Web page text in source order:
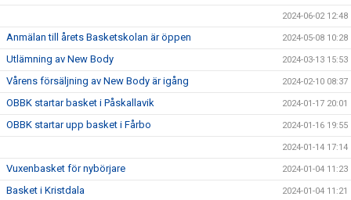
2024-06-02 12:48
Anmälan till årets Basketskolan är öppen 2024-05-08 10:28
Utlämning av New Body 2024-03-13 15:53
Vårens försäljning av New Body är igång 2024-02-10 08:37
OBBK startar basket i Påskallavik 2024-01-17 20:01
OBBK startar upp basket i Fårbo 2024-01-16 19:55
2024-01-14 17:14
Vuxenbasket för nybörjare 2024-01-04 11:23
Basket i Kristdala 2024-01-04 11:21